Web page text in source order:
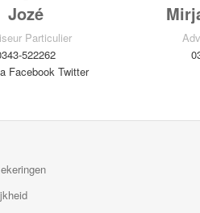
Jozé
Particulier
522262
Facebook Twitter